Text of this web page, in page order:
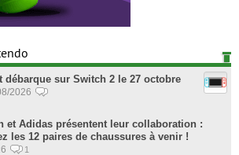
débarque sur Switch 2 le 27 octobre
2026
et Adidas présentent leur collaboration :
les 12 paires de chaussures à venir !
1